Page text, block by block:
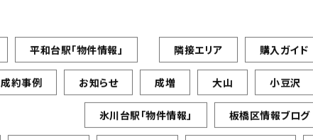
平和台駅「物件情報」 隣接エリア 購入ガイド
成約事例 お知らせ 成増 大山 小豆沢
氷川台駅「物件情報」 板橋区情報ブログ